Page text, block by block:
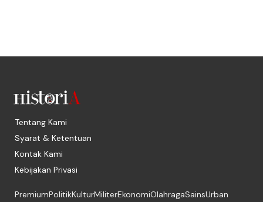
Tentang Kami
Syarat & Ketentuan
Kontak Kami
Kebijakan Privasi
PremiumPolitikKulturMiliterEkonomiOlahragaSainsUrban